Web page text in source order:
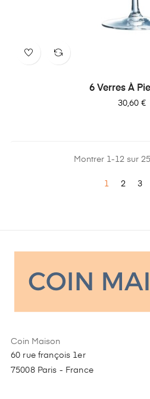
6 Verres À
Prix
30,60 €
Montrer 1-12 sur
1 2 3
Coin Maison
60 rue françois 1er
75008 Paris - France